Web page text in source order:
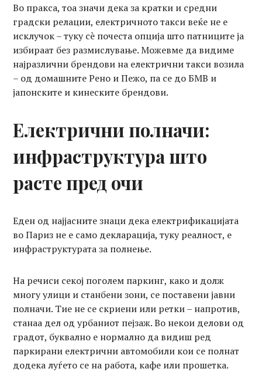
Во пракса, тоа значи дека за кратки и средни
градски релации, електричното такси веќе не е
исклучок – туку сè почеста опција што патниците ја
избираат без размислување. Можевме да видиме
најразлични брендови на електрични такси возила
– од домашните Рено и Пежо, па се до БМВ и
јапонските и кинеските брендови.
Електрични полначи:
инфраструктура што
расте пред очи
Еден од најјасните знаци дека електрификацијата
во Париз не е само декларација, туку реалност, е
инфраструктурата за полнење.
На речиси секој поголем паркинг, како и долж
многу улици и станбени зони, се поставени јавни
полначи. Тие не се скриени или ретки – напротив,
станаа дел од урбаниот пејзаж. Во некои делови од
градот, буквално е нормално да видиш ред
паркирани електрични автомобили кои се полнат
додека луѓето се на работа, кафе или прошетка.